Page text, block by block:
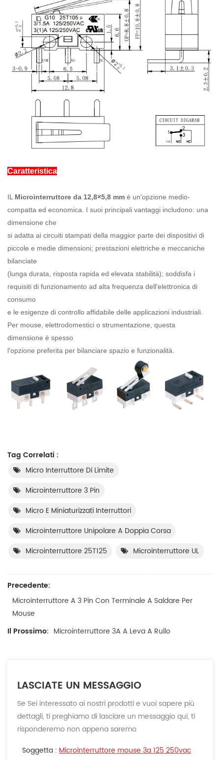
Caratteristica
IL Microinterruttore da 12,8×5,8 mm è un'opzione medio-
compatta ed economica. I suoi principali vantaggi includono: una
dimensione che
si adatta ai circuiti stampati della maggior parte dei dispositivi di
piccole e medie dimensioni; prestazioni elettriche e meccaniche
bilanciate
(lunga durata, risposta rapida ed elevata stabilità); soddisfa i
requisiti di funzionamento ad alta frequenza dell'elettronica di
consumo
e le esigenze di controllo affidabile delle applicazioni industriali.
Per mouse, elettrodomestici o strumentazione, questa
dimensione è spesso
l'opzione preferita per bilanciare spazio e funzionalità.
Tag Correlati :
Micro Interruttore Di Limite
Microinterruttore 3 Pin
Micro E Miniaturizzati Interruttori
Microinterruttore Unipolare A Doppia Corsa
Microinterruttore 25T125
Microinterruttore UL
Precedente:
Microinterruttore A 3 Pin Con Terminale A Saldare Per
Mouse
Il Prossimo: Microinterruttore 3A A Leva A Rullo
LASCIATE UN MESSAGGIO
Se Sei interessato ai nostri prodotti e vuoi sapere più
dettagli, ti preghiamo di lasciare un messaggio qui, ti
risponderemo non appena saremo
Soggetta : Microinterruttore mouse 3a 125 250vac